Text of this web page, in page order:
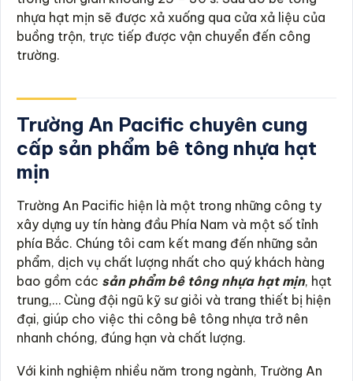
nhựa hạt mịn sẽ được xả xuống qua cửa xả liệu của
buồng trộn, trực tiếp được vận chuyển đến công
trường.
Trường An Pacific chuyên cung
cấp sản phẩm bê tông nhựa hạt
mịn
Trường An Pacific hiện là một trong những công ty
xây dựng uy tín hàng đầu Phía Nam và một số tỉnh
phía Bắc. Chúng tôi cam kết mang đến những sản
phẩm, dịch vụ chất lượng nhất cho quý khách hàng
bao gồm các sản phẩm bê tông nhựa hạt mịn, hạt
trung,… Cùng đội ngũ kỹ sư giỏi và trang thiết bị hiện
đại, giúp cho việc thi công bê tông nhựa trở nên
nhanh chóng, đúng hạn và chất lượng.
Với kinh nghiệm nhiều năm trong ngành, Trường An